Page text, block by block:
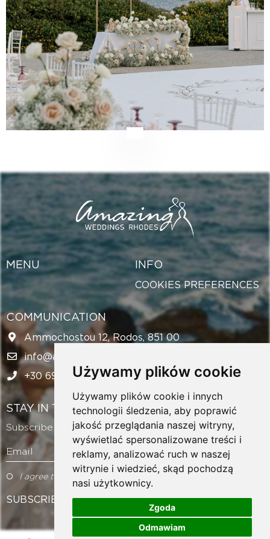
Używamy plików cookie
Używamy plików cookie i innych
technologii śledzenia, aby poprawić
jakość przeglądania naszej witryny,
wyświetlać spersonalizowane treści i
reklamy, analizować ruch w naszej
witrynie i wiedzieć, skąd pochodzą
nasi użytkownicy.
Zgoda
Odmawiam
MENU INFO
COOKIES PREFERENCES
COMMUNICATION
Ammochostou 12, Rodos, 851 00
info@amazingweddingsrhodes.com
+30 694 143 6438
STAY IN TOUCH
Subscribe to our newsletter and get exclusive offers!
Email
I agree to the Terms of Use
SUBSCRIBE